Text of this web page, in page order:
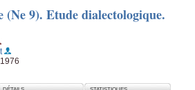
(Ne 9). Etude dialectologique.